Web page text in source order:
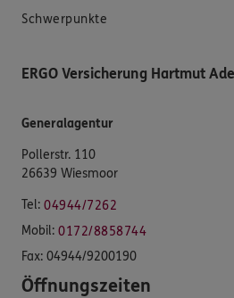
Schwerpunkte
ERGO Versicherung Hartmut
Generalagentur
Pollerstr. 110
26639 Wiesmoor
Tel: 04944/7262
Mobil: 0172/8858744
Fax: 04944/9200190
Öffnungszeiten